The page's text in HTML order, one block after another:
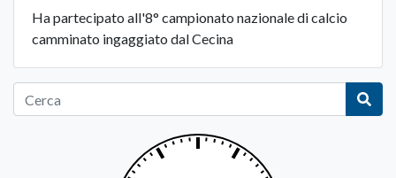
Ha partecipato all'8° campionato nazionale di calcio
camminato ingaggiato dal Cecina